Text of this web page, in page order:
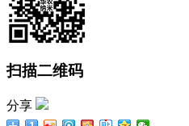
扫描二维码
分享